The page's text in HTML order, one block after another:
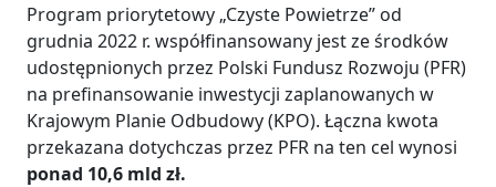
Program priorytetowy „Czyste Powietrze” od
grudnia 2022 r. współfinansowany jest ze środków
udostępnionych przez Polski Fundusz Rozwoju (PFR)
na prefinansowanie inwestycji zaplanowanych w
Krajowym Planie Odbudowy (KPO). Łączna kwota
przekazana dotychczas przez PFR na ten cel wynosi
ponad 10,6 mld zł.